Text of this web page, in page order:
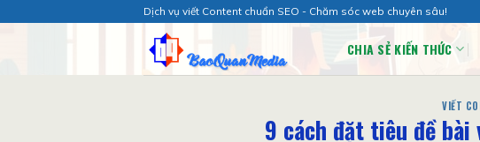
Dịch vụ viết Content chuẩn SEO - Chăm sóc web chuyên sâu!
CHIA SẺ KIẾN THỨC
VIẾT
9 cách đặt tiêu đề